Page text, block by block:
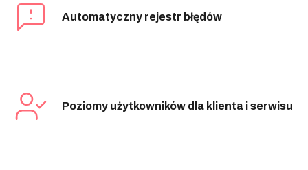
Automatyczny rejestr błędów
Poziomy użytkowników dla klienta i serwisu